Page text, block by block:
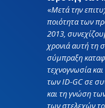
«Μετά την
ποιότητα των
2013,
χρονιά αυτή τη
σύμπραξη
τεχνογνωσία
των ID-GC σε
και τη γνώση
των στελεχών